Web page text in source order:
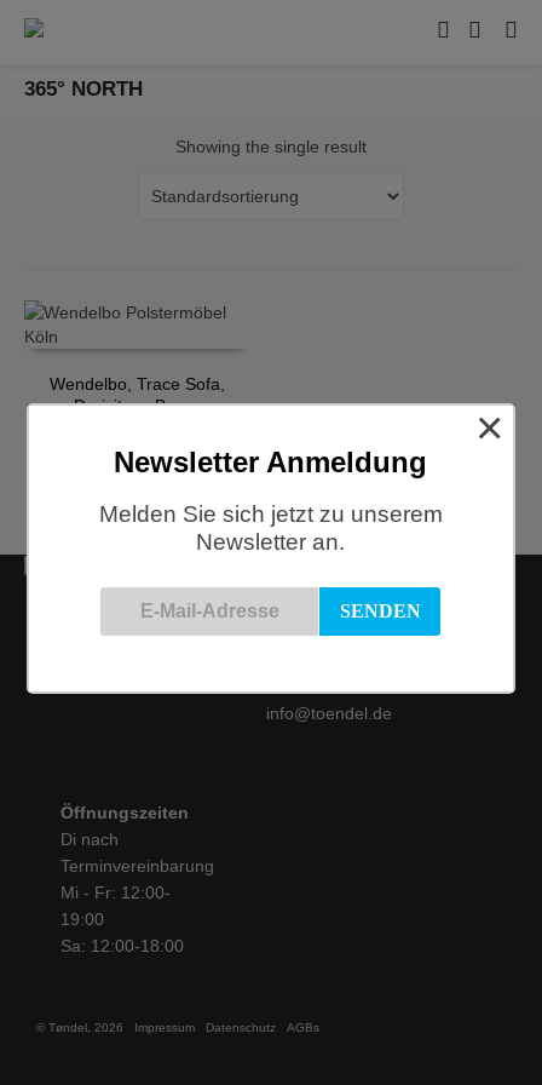
365° NORTH
Showing the single result
Wendelbo, Trace Sofa,
Dreisitzer, Braun
Siemensstraße 9
50825 Köln
info@toendel.de
Öffnungszeiten
Di nach
Terminvereinbarung
Mi - Fr: 12:00-
19:00
Sa: 12:00-18:00
© Tøndel, 2026 Impressum Datenschutz AGBs
Newsletter Anmeldung
Melden Sie sich jetzt zu unserem
Newsletter an.
×